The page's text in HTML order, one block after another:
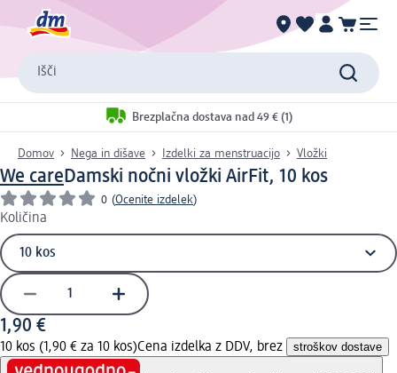
Išči
Brezplačna dostava nad 49 € (1)
Domov Nega in dišave Izdelki za menstruacijo Vložki
We careDamski nočni vložki AirFit, 10 kos
0 (Ocenite izdelek)
Količina
1,90 €
10 kos (1,90 € za 10 kos)Cena izdelka z DDV, brez stroškov dostave